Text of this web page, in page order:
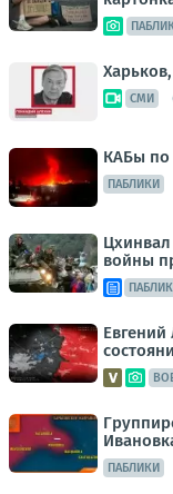
СМИ
КАБы по
ПАБЛИКИ
войны
ПАБЛИКИ